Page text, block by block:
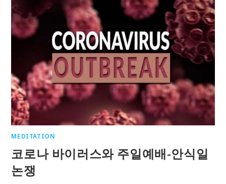
MEDITATION
코로나 바이러스와 주일예배-안식일
논쟁